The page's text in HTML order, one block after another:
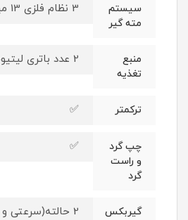
سیستم
مته گیر
3 نظام فلزی 13 میلیمتر
منبع
تغذیه
2 عدد باتری لیتیومی 88 ولت
ترکمتر ✅
چپ گرد
و راست
گرد
✅
گیربکس 2 حالته(سرعتی و قدرتی)